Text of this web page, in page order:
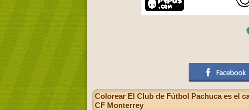
Colorear El Club de Fútbol Pachuca es el
CF Monterrey